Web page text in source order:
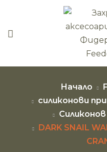
Начало
силиконови
DARK SNAIL